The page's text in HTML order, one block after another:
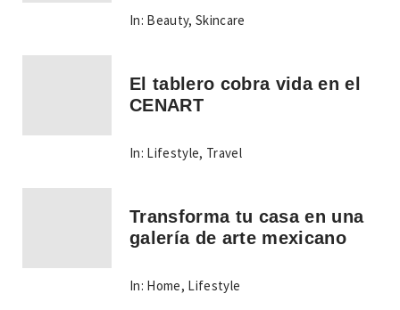
In: Beauty,Skincare
El tablero cobra vida en el
CENART
In: Lifestyle, Travel
Transforma tu casa en una
galería de arte mexicano
In: Home, Lifestyle